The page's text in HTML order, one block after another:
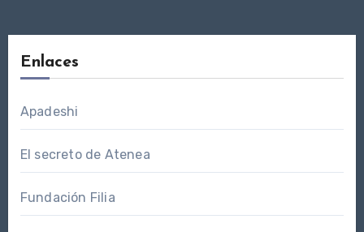
Enlaces
Apadeshi
El secreto de Atenea
Fundación Filia